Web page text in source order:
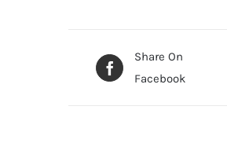
Share On
Facebook